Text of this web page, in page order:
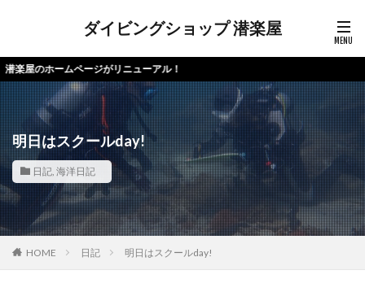
ダイビングショップ 潜楽屋
ホームページがリニューアル！
明日はスクールday!
日記, 海洋日記
HOME 日記 明日はスクールday!